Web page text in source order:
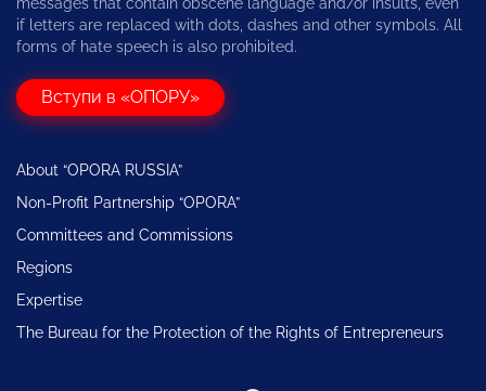
if letters are replaced with dots, dashes and other symbols. All
forms of hate speech is also prohibited.
Вступи в «ОПОРУ»
About “OPORA RUSSIA”
Non-Profit Partnership “OPORA”
Committees and Commissions
Regions
Expertise
The Bureau for the Protection of the Rights of Entrepreneurs